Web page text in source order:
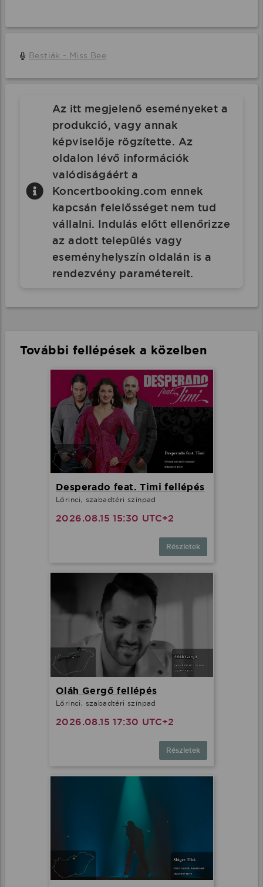
Bestiák - Miss Bee
Az itt megjelenő eseményeket a
produkció, vagy annak
képviselője rögzítette. Az
oldalon lévő információk
valódiságáért a
Koncertbooking.com ennek
kapcsán felelősséget nem tud
vállalni. Indulás előtt ellenőrizze
az adott település vagy
eseményhelyszín oldalán is a
rendezvény paramétereit.
További fellépések a közelben
Desperado feat. Timi fellépés
Lőrinci, szabadtéri színpad
2026.08.15 15:30 UTC+2
Részletek
Oláh Gergő fellépés
Lőrinci, szabadtéri színpad
2026.08.15 17:30 UTC+2
Részletek